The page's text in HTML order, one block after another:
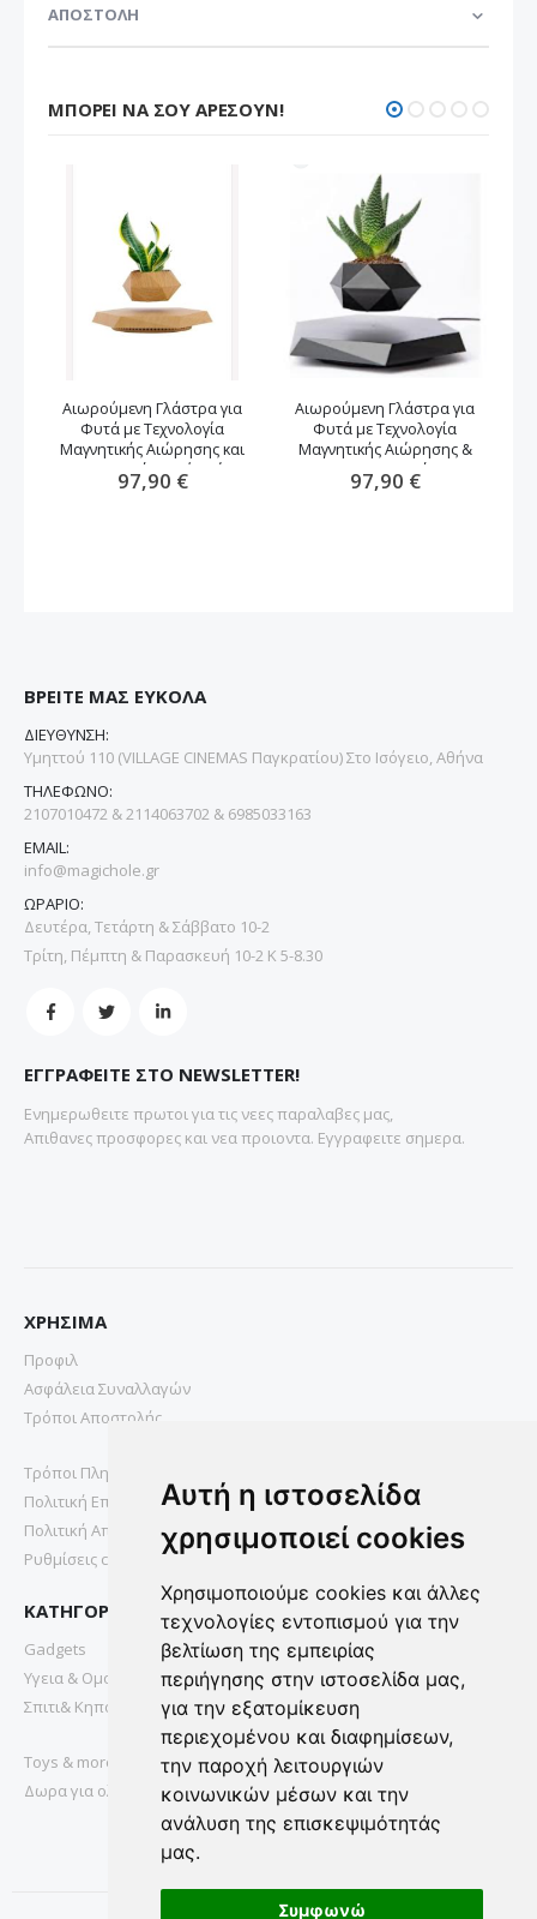
Αυτή η ιστοσελίδα
χρησιμοποιεί cookies
Χρησιμοποιούμε cookies και άλλες
τεχνολογίες εντοπισμού για την
βελτίωση της εμπειρίας
περιήγησης στην ιστοσελίδα μας,
για την εξατομίκευση
περιεχομένου και διαφημίσεων,
την παροχή λειτουργιών
κοινωνικών μέσων και την
ανάλυση της επισκεψιμότητάς
μας.
Συμφωνώ
ΑΠΟΣΤΟΛΗ
ΜΠΟΡΕΊ ΝΑ ΣΟΥ ΑΡΈΣΟΥΝ!
Αιωρούμενη Γλάστρα για
Φυτά με Τεχνολογία
Μαγνητικής Αιώρησης και
Περιστροφή -καφέ χρώμα
97,90 €
Αιωρούμενη Γλάστρα για
Φυτά με Τεχνολογία
Μαγνητικής Αιώρησης &
Περιστροφή
97,90 €
ΒΡΕΙΤΕ ΜΑΣ ΕΥΚΟΛΑ
ΔΙΕΥΘΥΝΣΗ:
Υμηττού 110 (VILLAGE CINEMAS Παγκρατίου) Στο Ισόγειο, Αθήνα
ΤΗΛΕΦΩΝΟ:
2107010472 & 2114063702 & 6985033163
EMAIL:
info@magichole.gr
ΩΡΑΡΙΟ:
Δευτέρα, Τετάρτη & Σάββατο 10-2
Τρίτη, Πέμπτη & Παρασκευή 10-2 Κ 5-8.30
ΕΓΓΡΑΦΕΙΤΕ ΣΤΟ NEWSLETTER!
Ενημερωθειτε πρωτοι για τις νεες παραλαβες μας,
Απιθανες προσφορες και νεα προιοντα. Εγγραφειτε σημερα.
ΧΡΗΣΙΜΑ
Προφιλ
Ασφάλεια Συναλλαγών
Τρόποι Αποστολής
Τρόποι Πληρωμής
Πολιτική Επιστροφών
Πολιτική Απορρήτου
Ρυθμίσεις cookies
ΚΑΤΗΓΟΡΙΕΣ
Gadgets
Υγεια & Ομορφια
Σπιτι& Κηπος
Toys & more
Δωρα για ολους